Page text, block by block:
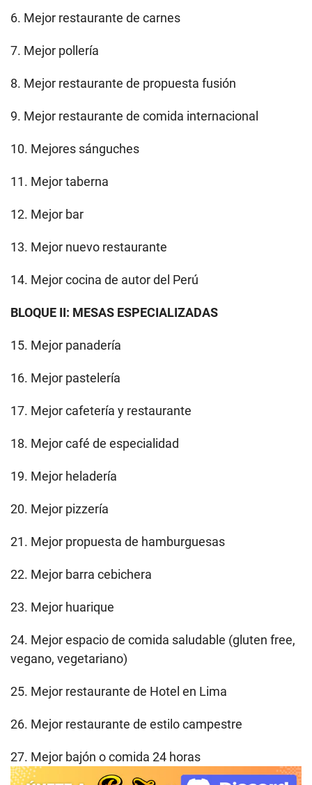
6. Mejor restaurante de carnes
7. Mejor pollería
8. Mejor restaurante de propuesta fusión
9. Mejor restaurante de comida internacional
10. Mejores sánguches
11. Mejor taberna
12. Mejor bar
13. Mejor nuevo restaurante
14. Mejor cocina de autor del Perú
BLOQUE II: MESAS ESPECIALIZADAS
15. Mejor panadería
16. Mejor pastelería
17. Mejor cafetería y restaurante
18. Mejor café de especialidad
19. Mejor heladería
20. Mejor pizzería
21. Mejor propuesta de hamburguesas
22. Mejor barra cebichera
23. Mejor huarique
24. Mejor espacio de comida saludable (gluten free,
vegano, vegetariano)
25. Mejor restaurante de Hotel en Lima
26. Mejor restaurante de estilo campestre
27. Mejor bajón o comida 24 horas